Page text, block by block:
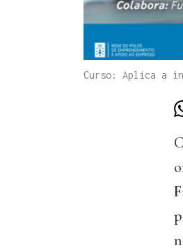
Curso: Aplica a